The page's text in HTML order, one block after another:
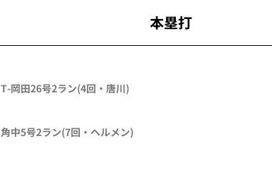
本塁打
T-岡田26号2ラン(4回・ 唐川)
角中5号2ラン(7回・ ヘルメン)